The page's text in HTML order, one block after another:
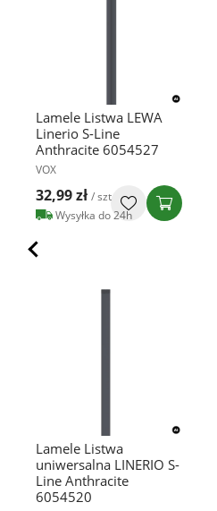
Lamele Listwa LEWA
Linerio S-Line
Anthracite 6054527
VOX
32,99 zł / szt
Wysyłka do 24h
Lamele Listwa
uniwersalna LINERIO S-
Line Anthracite
6054520